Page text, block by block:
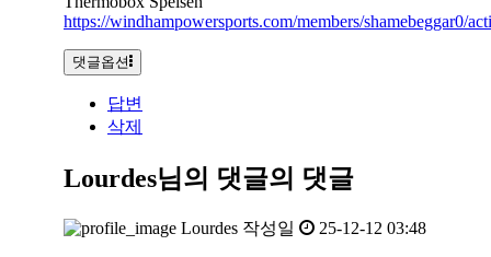
https://windhampowersports.com/members/shamebeggar0/
댓글옵션
답변
삭제
Lourdes님의 댓글의 댓글
Lourdes 작성일 25-12-12 03:48